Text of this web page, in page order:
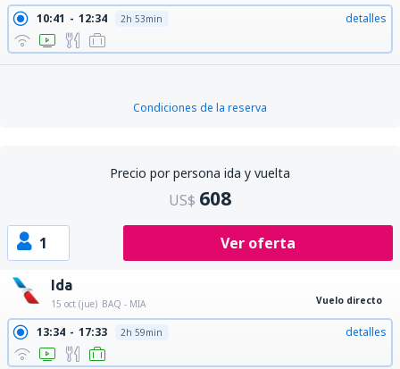
10:41 12:34 2h 53min detalles
Condiciones de la reserva
Precio por persona ida y vuelta
US$ 608
1 Ver oferta
Ida
15 oct (jue) BAQ - MIA Vuelo directo
13:34 17:33 2h 59min detalles